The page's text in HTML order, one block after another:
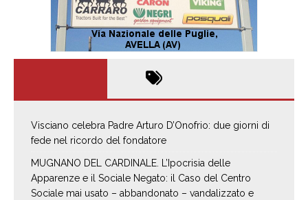
Visciano celebra Padre Arturo D’Onofrio: due giorni di
fede nel ricordo del fondatore
MUGNANO DEL CARDINALE. L’Ipocrisia delle
Apparenze e il Sociale Negato: il Caso del Centro
Sociale mai usato – abbandonato – vandalizzato e